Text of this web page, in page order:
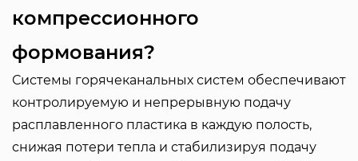
компрессионного
формования?
Системы горячеканальных систем обеспечивают
контролируемую и непрерывную подачу
расплавленного пластика в каждую полость,
снижая потери тепла и стабилизируя подачу